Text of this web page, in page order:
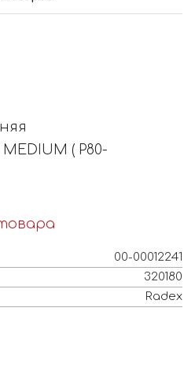
( P80-
00-00012241
320180
Radex